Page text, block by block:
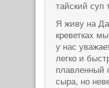
тайский суп
Я живу на
креветках
у нас
легко и
плавленный
сыра, но